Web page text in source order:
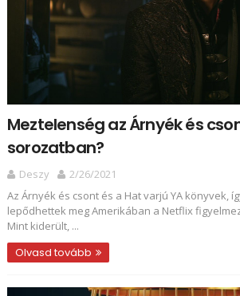
Meztelenség az Árnyék és
sorozatban?
Deszy
2/26/2021
Az Árnyék és csont és a Hat varjú YA könyvek,
lepődhettek meg Amerikában a Netflix
Mint kiderült, ...
Olvasd tovább